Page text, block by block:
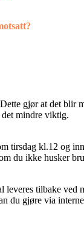
gjør at det blir
det mindre viktig.
tirsdag kl.12 og
du ikke husker
leveres tilbake ved
du gjøre via